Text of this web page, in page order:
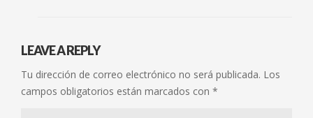
LEAVE A REPLY
Tu dirección de correo electrónico no será publicada. Los
campos obligatorios están marcados con *